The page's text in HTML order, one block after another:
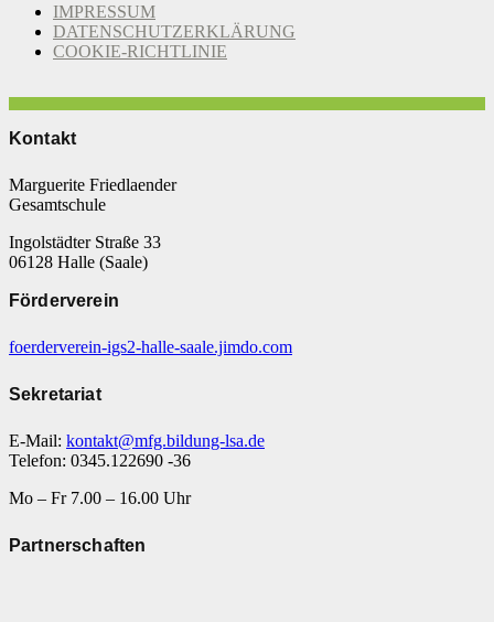
IMPRESSUM
DATENSCHUTZERKLÄRUNG
COOKIE-RICHTLINIE
Kontakt
Marguerite Friedlaender
Gesamtschule
Ingolstädter Straße 33
06128 Halle (Saale)
Förderverein
foerderverein-igs2-halle-saale.jimdo.com
Sekretariat
E-Mail: kontakt@mfg.bildung-lsa.de
Telefon: 0345.122690 -36
Mo – Fr 7.00 – 16.00 Uhr
Partnerschaften